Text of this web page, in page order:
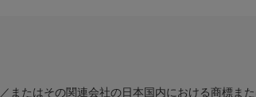
またはその関連会社の日本国内における商標また